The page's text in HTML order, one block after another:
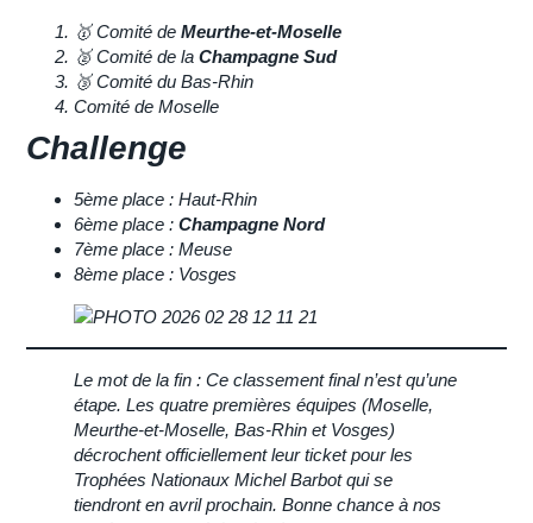
🥇Comité deMeurthe-et-Moselle
🥈Comité de laChampagne Sud
🥉Comité du Bas-Rhin
Comité de Moselle
Challenge
5ème place : Haut-Rhin
6ème place :Champagne Nord
7ème place : Meuse
8ème place : Vosges
Le mot de la fin : Ce classement final n’est qu’une
étape. Les quatre premières équipes (Moselle,
Meurthe-et-Moselle, Bas-Rhin et Vosges)
décrochent officiellement leur ticket pour les
Trophées Nationaux Michel Barbotqui se
tiendront en avril prochain. Bonne chance à nos